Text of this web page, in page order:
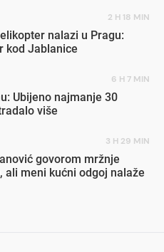
2 H 18 MIN
nalazi u Pragu:
kod Jablanice
6 H 7 MIN
Ubijeno najmanje 30
više
3 H 29 MIN
govorom mržnje
ali meni kućni odgoj nalaže